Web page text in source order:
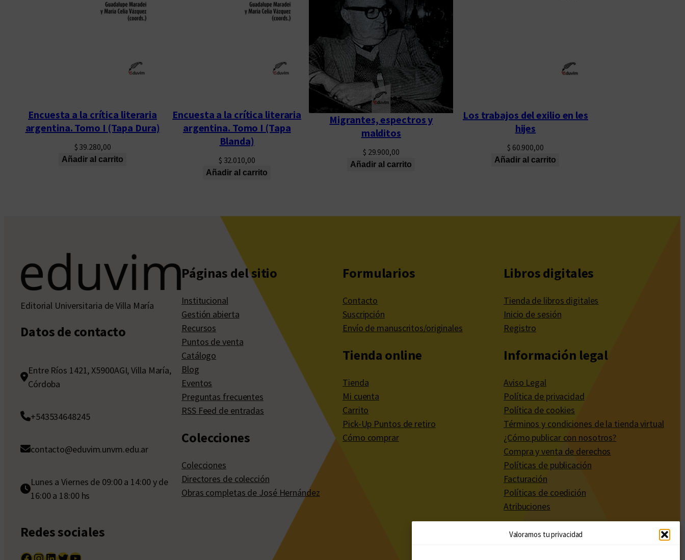
Valoramos tu privacidad
Encuesta a la crítica literaria
argentina. Tomo I (Tapa Dura)
$ 39.280,00
Añadir al carrito
Encuesta a la crítica literaria
argentina. Tomo I (Tapa
Blanda)
$ 32.010,00
Añadir al carrito
Migrantes, espectros y
malditos
$ 29.900,00
Añadir al carrito
Los trabajos del exilio en les
hijes
$ 60.900,00
Añadir al carrito
Editorial Universitaria de Villa María
Datos de contacto
Entre Ríos 1421, X5900AGI, Villa María,
Córdoba
+543534648245
contacto@eduvim.unvm.edu.ar
Lunes a Viernes de 09:00 a 14:00 y de
16:00 a 18:00 hs
Redes sociales
Páginas del sitio
Institucional
Gestión abierta
Recursos
Puntos de venta
Catálogo
Blog
Eventos
Preguntas frecuentes
RSS Feed de entradas
Colecciones
Colecciones
Directores de colección
Obras completas de José Hernández
Formularios
Contacto
Suscripción
Envío de manuscritos/originales
Tienda online
Tienda
Mi cuenta
Carrito
Pick-Up Puntos de retiro
Cómo comprar
Libros digitales
Tienda de libros digitales
Inicio de sesión
Registro
Información legal
Aviso Legal
Política de privacidad
Política de cookies
Términos y condiciones de la tienda virtual
¿Cómo publicar con nosotros?
Compra y venta de derechos
Políticas de publicación
Facturación
Políticas de coedición
Atribuciones